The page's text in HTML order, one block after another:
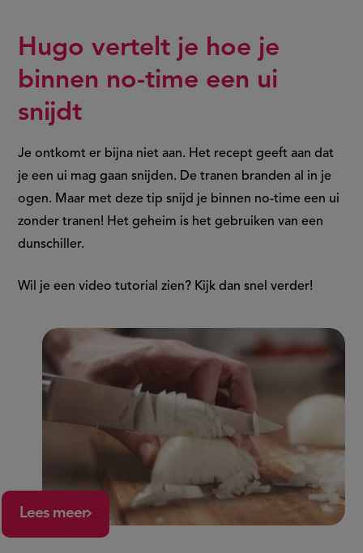
Hugo vertelt je hoe je
binnen no-time een ui
snijdt
Je ontkomt er bijna niet aan. Het recept geeft aan dat
je een ui mag gaan snijden. De tranen branden al in je
ogen. Maar met deze tip snijd je binnen no-time een ui
zonder tranen! Het geheim is het gebruiken van een
dunschiller.
Wil je een video tutorial zien? Kijk dan snel verder!
Lees meer